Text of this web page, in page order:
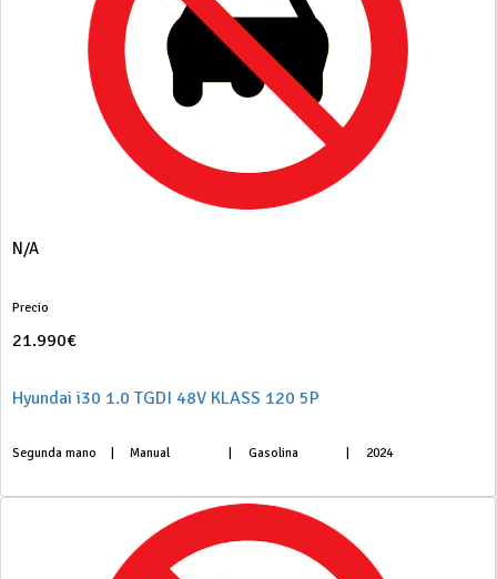
N/A
Precio
21.990€
Hyundai i30 1.0 TGDI 48V KLASS 120 5P
Segunda mano Manual Gasolina 2024